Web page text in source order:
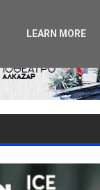
LEARN MORE